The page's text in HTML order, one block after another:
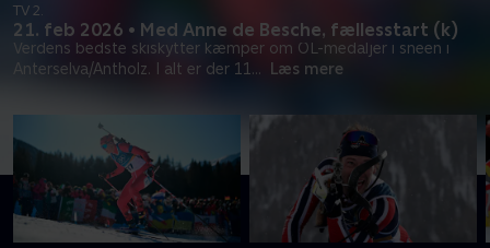
21. feb 2026 • Med Anne de Besche, fællesstart (k)
Verdens bedste skiskytter kæmper om OL-medaljer i sneen i
Anterselva/Antholz. I alt er der 11 ... Læs mere
TV 2.